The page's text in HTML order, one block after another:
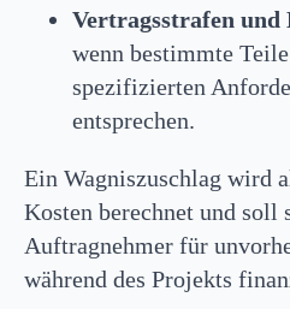
Vertragsstrafen
wenn bestimmte
spezifizierten
entsprechen.
Ein Wagniszuschlag wird
Kosten berechnet und soll
Auftragnehmer für
während des Projekts